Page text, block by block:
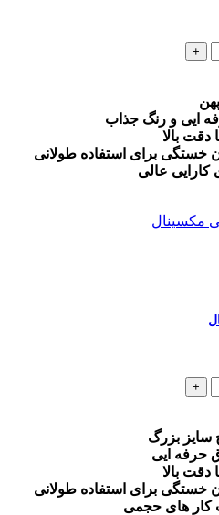
ایی و رنگ جذاب
دقت بالا
خستگی برای استفاده طولانی
حرفه ایی
دقت بالا
خستگی برای استفاده طولانی
کار های حجمی